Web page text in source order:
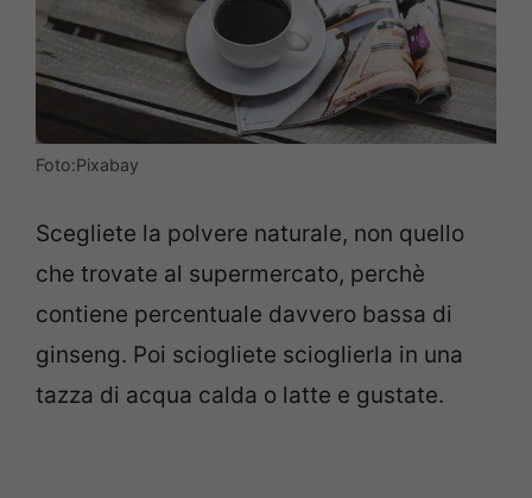
Foto:Pixabay
Scegliete la polvere naturale, non quello
che trovate al supermercato, perchè
contiene percentuale davvero bassa di
ginseng. Poi sciogliete scioglierla in una
tazza di acqua calda o latte e gustate.